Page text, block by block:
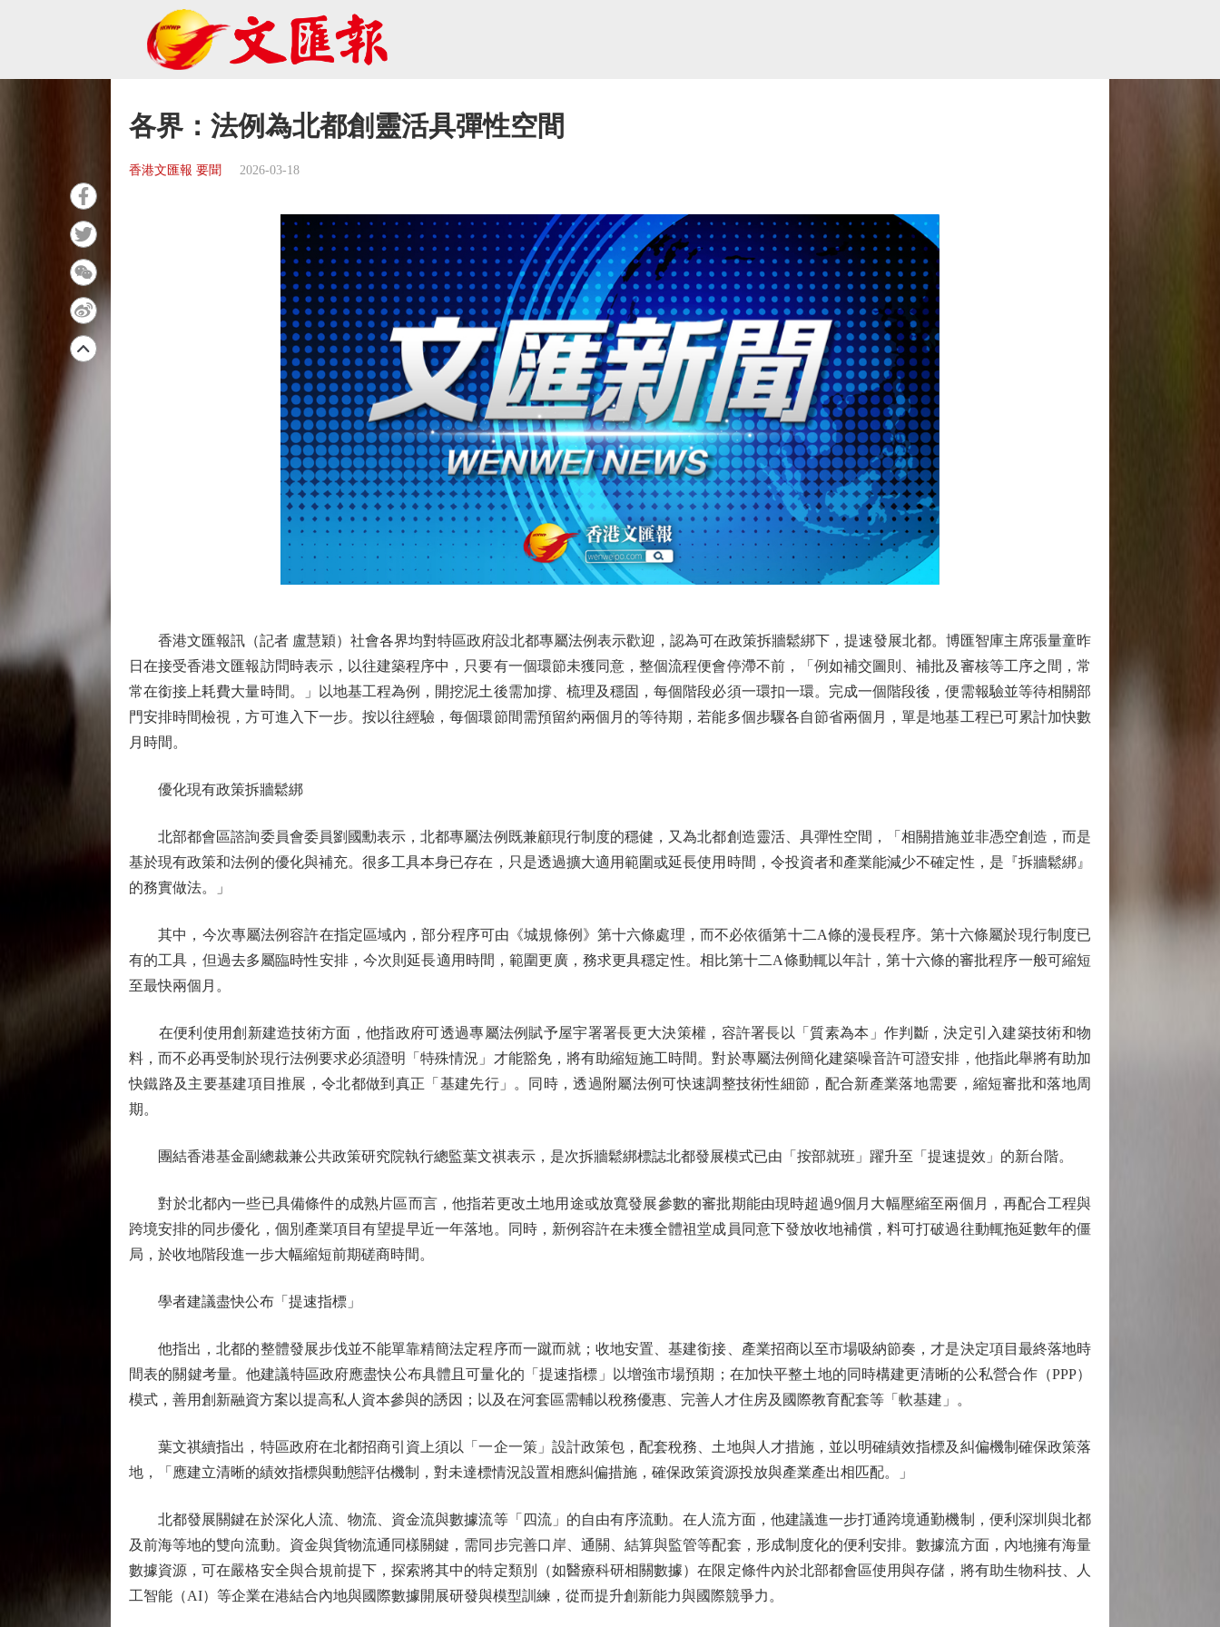
各界：法例為北都創靈活具彈性空間
香港文匯報 要聞 2026-03-18
香港文匯報訊（記者 盧慧穎）社會各界均對特區政府設北都專屬法例表示歡迎，認為可在政策拆牆鬆綁下，提速發展北都。博匯智庫主席張量童昨
日在接受香港文匯報訪問時表示，以往建築程序中，只要有一個環節未獲同意，整個流程便會停滯不前，「例如補交圖則、補批及審核等工序之間，常
常在銜接上耗費大量時間。」以地基工程為例，開挖泥土後需加撐、梳理及穩固，每個階段必須一環扣一環。完成一個階段後，便需報驗並等待相關部
門安排時間檢視，方可進入下一步。按以往經驗，每個環節間需預留約兩個月的等待期，若能多個步驟各自節省兩個月，單是地基工程已可累計加快數
月時間。
優化現有政策拆牆鬆綁
北部都會區諮詢委員會委員劉國勳表示，北都專屬法例既兼顧現行制度的穩健，又為北都創造靈活、具彈性空間，「相關措施並非憑空創造，而是
基於現有政策和法例的優化與補充。很多工具本身已存在，只是透過擴大適用範圍或延長使用時間，令投資者和產業能減少不確定性，是『拆牆鬆綁』
的務實做法。」
其中，今次專屬法例容許在指定區域內，部分程序可由《城規條例》第十六條處理，而不必依循第十二A條的漫長程序。第十六條屬於現行制度已
有的工具，但過去多屬臨時性安排，今次則延長適用時間，範圍更廣，務求更具穩定性。相比第十二A條動輒以年計，第十六條的審批程序一般可縮短
至最快兩個月。
在便利使用創新建造技術方面，他指政府可透過專屬法例賦予屋宇署署長更大決策權，容許署長以「質素為本」作判斷，決定引入建築技術和物
料，而不必再受制於現行法例要求必須證明「特殊情況」才能豁免，將有助縮短施工時間。對於專屬法例簡化建築噪音許可證安排，他指此舉將有助加
快鐵路及主要基建項目推展，令北都做到真正「基建先行」。同時，透過附屬法例可快速調整技術性細節，配合新產業落地需要，縮短審批和落地周
期。
團結香港基金副總裁兼公共政策研究院執行總監葉文祺表示，是次拆牆鬆綁標誌北都發展模式已由「按部就班」躍升至「提速提效」的新台階。
對於北都內一些已具備條件的成熟片區而言，他指若更改土地用途或放寬發展參數的審批期能由現時超過9個月大幅壓縮至兩個月，再配合工程與
跨境安排的同步優化，個別產業項目有望提早近一年落地。同時，新例容許在未獲全體祖堂成員同意下發放收地補償，料可打破過往動輒拖延數年的僵
局，於收地階段進一步大幅縮短前期磋商時間。
學者建議盡快公布「提速指標」
他指出，北都的整體發展步伐並不能單靠精簡法定程序而一蹴而就；收地安置、基建銜接、產業招商以至市場吸納節奏，才是決定項目最終落地時
間表的關鍵考量。他建議特區政府應盡快公布具體且可量化的「提速指標」以增強市場預期；在加快平整土地的同時構建更清晰的公私營合作（PPP）
模式，善用創新融資方案以提高私人資本參與的誘因；以及在河套區需輔以稅務優惠、完善人才住房及國際教育配套等「軟基建」。
葉文祺續指出，特區政府在北都招商引資上須以「一企一策」設計政策包，配套稅務、土地與人才措施，並以明確績效指標及糾偏機制確保政策落
地，「應建立清晰的績效指標與動態評估機制，對未達標情況設置相應糾偏措施，確保政策資源投放與產業產出相匹配。」
北都發展關鍵在於深化人流、物流、資金流與數據流等「四流」的自由有序流動。在人流方面，他建議進一步打通跨境通勤機制，便利深圳與北都
及前海等地的雙向流動。資金與貨物流通同樣關鍵，需同步完善口岸、通關、結算與監管等配套，形成制度化的便利安排。數據流方面，內地擁有海量
數據資源，可在嚴格安全與合規前提下，探索將其中的特定類別（如醫療科研相關數據）在限定條件內於北部都會區使用與存儲，將有助生物科技、人
工智能（AI）等企業在港結合內地與國際數據開展研發與模型訓練，從而提升創新能力與國際競爭力。